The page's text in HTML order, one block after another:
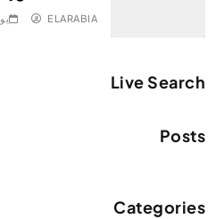
ELARABIA
Live Search
Posts
Categories